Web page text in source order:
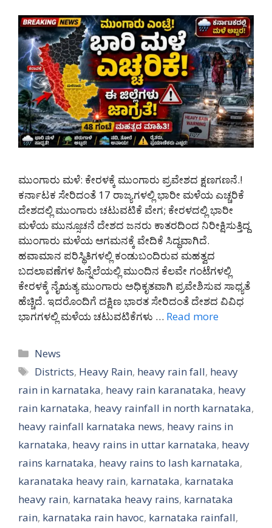
ಮುಂಗಾರು ಮಳೆ: ಕೇರಳಕ್ಕೆ ಮುಂಗಾರು ಪ್ರವೇಶದ ಕ್ಷಣಗಣನೆ.!
ಕರ್ನಾಟಕ ಸೇರಿದಂತೆ 17 ರಾಜ್ಯಗಳಲ್ಲಿ ಭಾರೀ ಮಳೆಯ ಎಚ್ಚರಿಕೆ
ದೇಶದಲ್ಲಿ ಮುಂಗಾರು ಚಟುವಟಿಕೆ ವೇಗ; ಕೇರಳದಲ್ಲಿ ಭಾರೀ
ಮಳೆಯ ಮುನ್ಸೂಚನೆ ದೇಶದ ಜನರು ಕಾತರದಿಂದ ನಿರೀಕ್ಷಿಸುತ್ತಿದ್ದ
ಮುಂಗಾರು ಮಳೆಯ ಆಗಮನಕ್ಕೆ ವೇದಿಕೆ ಸಿದ್ಧವಾಗಿದೆ.
ಹವಾಮಾನ ಪರಿಸ್ಥಿತಿಗಳಲ್ಲಿ ಕಂಡುಬಂದಿರುವ ಮಹತ್ವದ
ಬದಲಾವಣೆಗಳ ಹಿನ್ನೆಲೆಯಲ್ಲಿ ಮುಂದಿನ ಕೆಲವೇ ಗಂಟೆಗಳಲ್ಲಿ
ಕೇರಳಕ್ಕೆ ನೈಋತ್ಯ ಮುಂಗಾರು ಅಧಿಕೃತವಾಗಿ ಪ್ರವೇಶಿಸುವ ಸಾಧ್ಯತೆ
ಹೆಚ್ಚಿದೆ. ಇದರೊಂದಿಗೆ ದಕ್ಷಿಣ ಭಾರತ ಸೇರಿದಂತೆ ದೇಶದ ವಿವಿಧ
ಭಾಗಗಳಲ್ಲಿ ಮಳೆಯ ಚಟುವಟಿಕೆಗಳು … Read more
Categories
News
Tags
Districts, Heavy Rain, heavy rain fall, heavy
rain in karnataka, heavy rain karanataka, heavy
rain karnataka, heavy rainfall in north karnataka,
heavy rainfall karnataka news, heavy rains in
karnataka, heavy rains in uttar karnataka, heavy
rains karnataka, heavy rains to lash karnataka,
karanataka heavy rain, karnataka, karnataka
heavy rain, karnataka heavy rains, karnataka
rain, karnataka rain havoc, karnataka rainfall,